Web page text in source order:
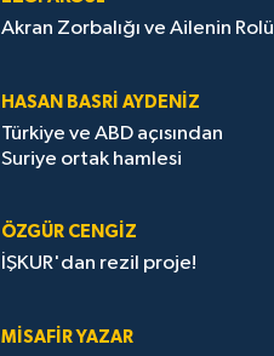
Akran Zorbalığı ve Ailenin Rolü
HASAN BASRI AYDENIZ
Türkiye ve ABD açısından
Suriye ortak hamlesi
ÖZGÜR CENGIZ
İŞKUR'dan rezil proje!
MISAFIR YAZAR